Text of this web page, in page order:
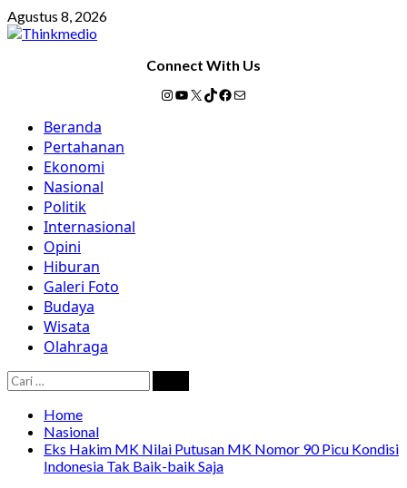
Skip
to
Agustus 8, 2026
Connect With Us
Instagram
YouTube
X TikTok
Facebook
Mail
Primary
Menu
Beranda
Pertahanan
Ekonomi
Nasional
Politik
Internasional
Opini
Hiburan
Galeri Foto
Budaya
Wisata
Olahraga
Cari
untuk:
Home
Nasional
Eks Hakim MK Nilai Putusan MK Nomor 90 Picu Kondisi
Indonesia Tak Baik-baik Saja